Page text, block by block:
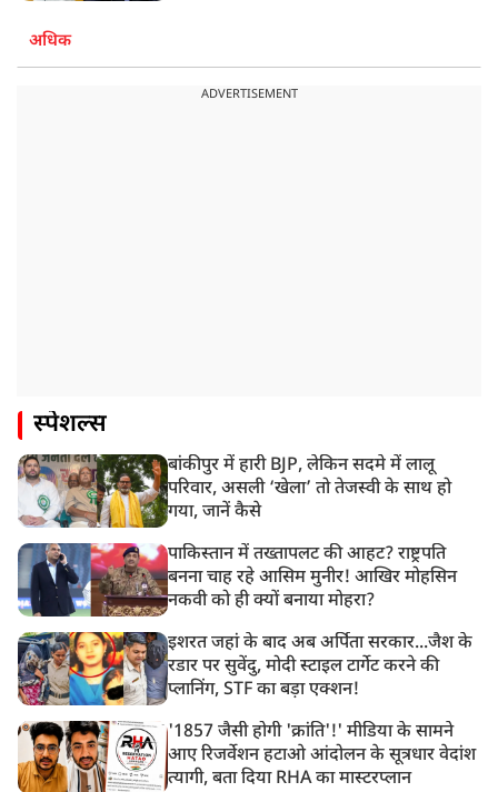
अधिक
ADVERTISEMENT
स्पेशल्स
बांकीपुर में हारी BJP, लेकिन सदमे में लालू
परिवार, असली ‘खेला’ तो तेजस्वी के साथ हो
गया, जानें कैसे
पाकिस्तान में तख्तापलट की आहट? राष्ट्रपति
बनना चाह रहे आसिम मुनीर! आखिर मोहसिन
नकवी को ही क्यों बनाया मोहरा?
इशरत जहां के बाद अब अर्पिता सरकार...जैश के
रडार पर सुवेंदु, मोदी स्टाइल टार्गेट करने की
प्लानिंग, STF का बड़ा एक्शन!
'1857 जैसी होगी 'क्रांति'!' मीडिया के सामने
आए रिजर्वेशन हटाओ आंदोलन के सूत्रधार वेदांश
त्यागी, बता दिया RHA का मास्टरप्लान